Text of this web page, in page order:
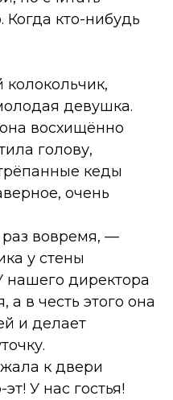
Когда кто-нибудь
девушка.
восхищённо
голову,
кеды
очень
раз вовремя, —
у стены
нашего директора
в честь этого она
и делает
к двери
У нас гостья!